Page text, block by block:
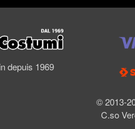
depuis 1969
© 2013-
C.so